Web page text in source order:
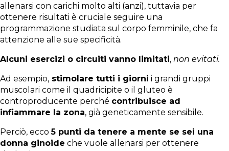
allenarsi con carichi molto alti (anzi), tuttavia per
ottenere risultati è cruciale seguire una
programmazione studiata sul corpo femminile, che fa
attenzione alle sue specificità.
Alcuni esercizi o circuiti vanno limitati, non evitati.
Ad esempio, stimolare tutti i giorni i grandi gruppi
muscolari come il quadricipite o il gluteo è
controproducente perché contribuisce ad
infiammare la zona, già geneticamente sensibile.
Perciò, ecco5 punti da tenere a mente se sei una
donna ginoide che vuole allenarsi per ottenere